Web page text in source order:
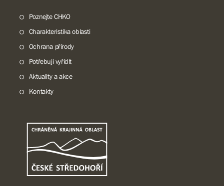
Poznejte CHKO
Charakteristika oblasti
Ochrana přírody
Potřebuji vyřídit
Aktuality a akce
Kontakty